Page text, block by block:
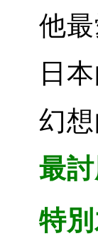
他
日
幻想
最
特